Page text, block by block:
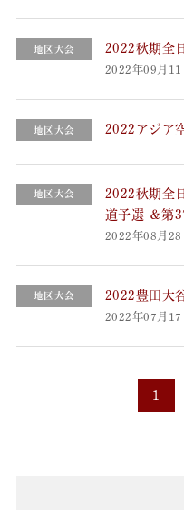
地区大会 2022秋期全
2022年09月11
地区大会 2022アジア
地区大会
2022秋期全
道予選 ＆第
2022年08月28
地区大会 2022豊田大
2022年07月17
1